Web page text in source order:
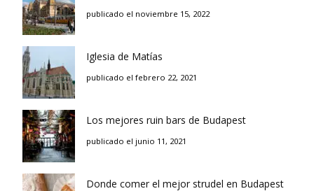
publicado el noviembre 15, 2022
Iglesia de Matías
publicado el febrero 22, 2021
Los mejores ruin bars de Budapest
publicado el junio 11, 2021
Donde comer el mejor strudel en Budapest